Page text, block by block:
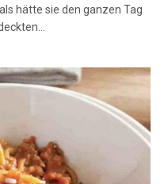
hätte sie den ganzen Tag